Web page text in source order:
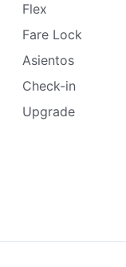
Flex
Fare Lock
Asientos
Check-in
Upgrade